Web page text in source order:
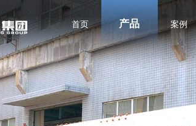
首页 产品 案例